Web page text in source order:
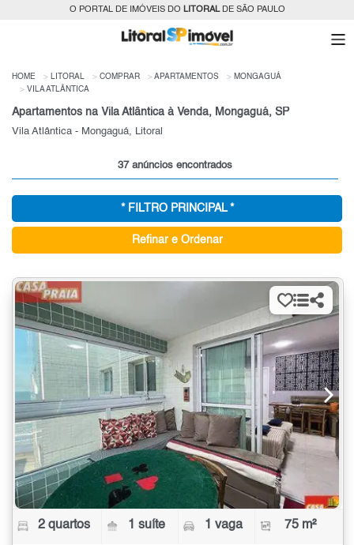
O PORTAL DE IMÓVEIS DO LITORALDE SÃO PAULO
HOME LITORAL COMPRAR APARTAMENTOS
MONGAGUÁ
VILA ATLÂNTICA
Apartamentos na Vila Atlântica à Venda, Mongaguá, SP
Vila Atlântica - Mongaguá, Litoral
37 anúncios encontrados
* FILTRO PRINCIPAL *
Refinar e Ordenar
2 quartos 1 suíte 1 vaga 75 m²